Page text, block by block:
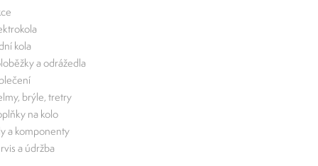
kola
a odrážedla
brýle, tretry
na kolo
a komponenty
a údržba